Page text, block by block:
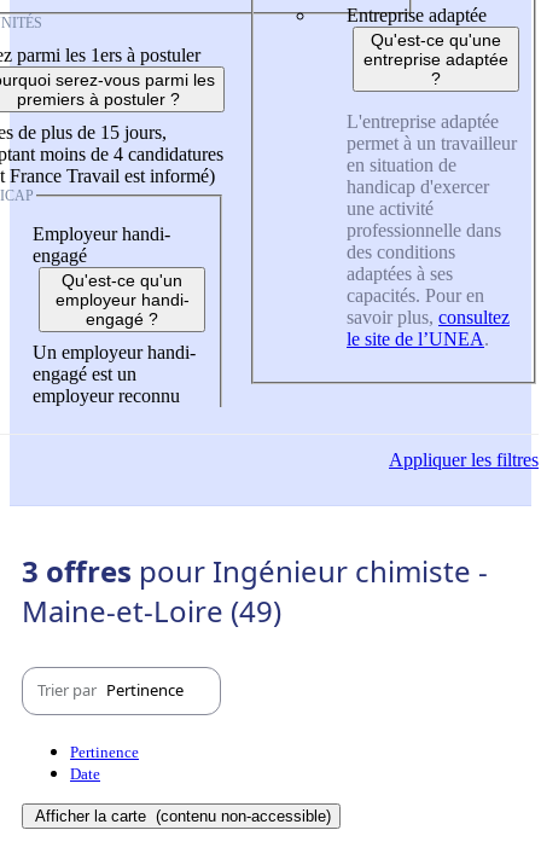
parmi les 1ers à postuler
serez-vous parmi les
premiers à postuler ?
de plus de 15 jours,
moins de 4 candidatures
France Travail est informé)
Employeur handi-
engagé
Qu'est-ce qu'un
employeur handi-
engagé ?
Un employeur handi-
engagé est un
employeur reconnu
Entreprise adaptée
Qu'est-ce qu'une
entreprise adaptée
?
L'entreprise adaptée
permet à un travailleur
en situation de
handicap d'exercer
une activité
professionnelle dans
des conditions
adaptées à ses
capacités. Pour en
savoir plus, consultez
le site de l’UNEA.
Appliquerles filtres
3 offres pour Ingénieur chimiste -
Maine-et-Loire (49)
Trier par Pertinence
Pertinence
Date
Afficher la carte (contenu non-accessible)